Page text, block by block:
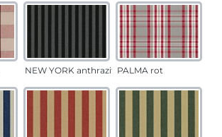
NEW YORK anthrazit PALMA rot